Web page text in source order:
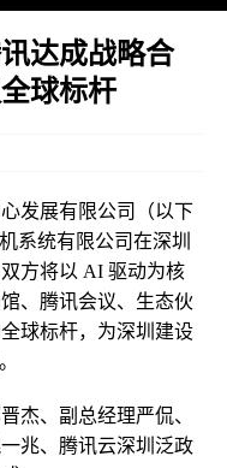
达成战略合
球标杆
发展有限公司（以下
系统有限公司在深圳
方将以 AI 驱动为核
、腾讯会议、生态伙
球标杆，为深圳建设
杰、副总经理严侃、
兆、腾讯云深圳泛政